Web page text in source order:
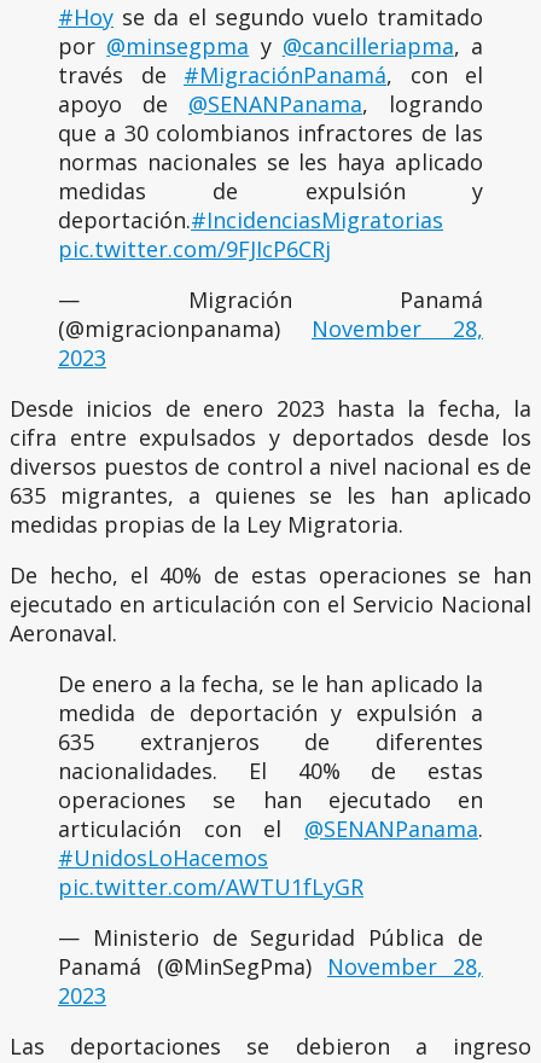
#Hoy se da el segundo vuelo tramitado
por @minsegpma y @cancilleriapma, a
través de #MigraciónPanamá, con el
apoyo de @SENANPanama, logrando
que a 30 colombianos infractores de las
normas nacionales se les haya aplicado
medidas de expulsión y
deportación.#IncidenciasMigratorias
pic.twitter.com/9FJIcP6CRj
— Migración Panamá
(@migracionpanama) November 28,
2023
Desde inicios de enero 2023 hasta la fecha, la
cifra entre expulsados y deportados desde los
diversos puestos de control a nivel nacional es de
635 migrantes, a quienes se les han aplicado
medidas propias de la Ley Migratoria.
De hecho, el 40% de estas operaciones se han
ejecutado en articulación con el Servicio Nacional
Aeronaval.
De enero a la fecha, se le han aplicado la
medida de deportación y expulsión a
635 extranjeros de diferentes
nacionalidades. El 40% de estas
operaciones se han ejecutado en
articulación con el @SENANPanama.
#UnidosLoHacemos
pic.twitter.com/AWTU1fLyGR
— Ministerio de Seguridad Pública de
Panamá (@MinSegPma) November 28,
2023
Las deportaciones se debieron a ingreso